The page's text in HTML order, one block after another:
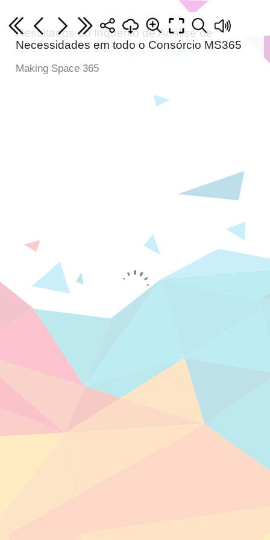
Resultados do Inquérito de Análise de
Necessidades em todo o Consórcio MS365
Making Space 365